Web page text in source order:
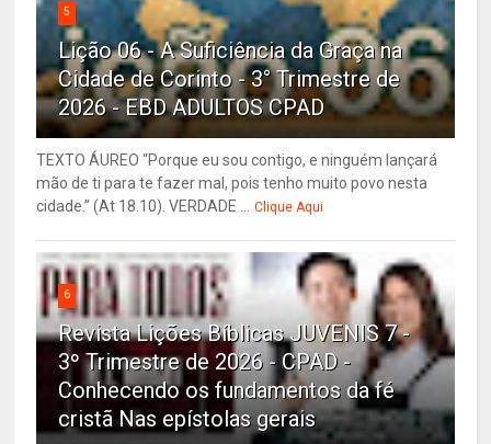
5
Lição 06 - A Suficiência da Graça na
Cidade de Corinto - 3° Trimestre de
2026 - EBD ADULTOS CPAD
TEXTO ÁUREO “Porque eu sou contigo, e ninguém lançará
mão de ti para te fazer mal, pois tenho muito povo nesta
cidade.” (At 18.10). VERDADE ... Clique Aqui
6
Revista Lições Bíblicas JUVENIS 7 -
3º Trimestre de 2026 - CPAD -
Conhecendo os fundamentos da fé
cristã Nas epístolas gerais